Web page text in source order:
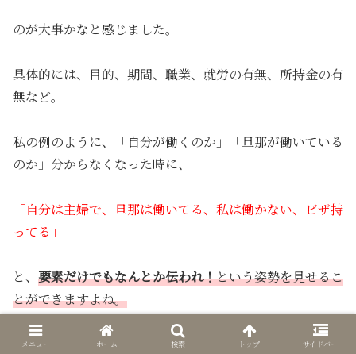
のが大事かなと感じました。
具体的には、目的、期間、職業、就労の有無、所持金の有
無など。
私の例のように、「自分が働くのか」「旦那が働いている
のか」分からなくなった時に、
「自分は主婦で、旦那は働いてる、私は働かない、ビザ持
ってる」
と、 要素だけでもなんとか伝われ！という姿勢を見せるこ
とができますよね。
今回、 主婦＝homemaker を覚えていって本当に良かった
メニュー ホーム 検索 トップ サイドバー